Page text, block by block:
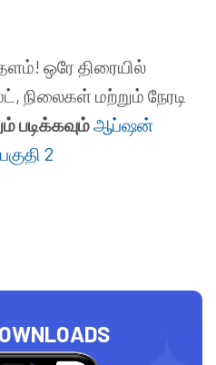
ஒரே திரையில்
நிலைகள் மற்றும் நேரடி
படிக்கவும்ஆப்ஷன்
2